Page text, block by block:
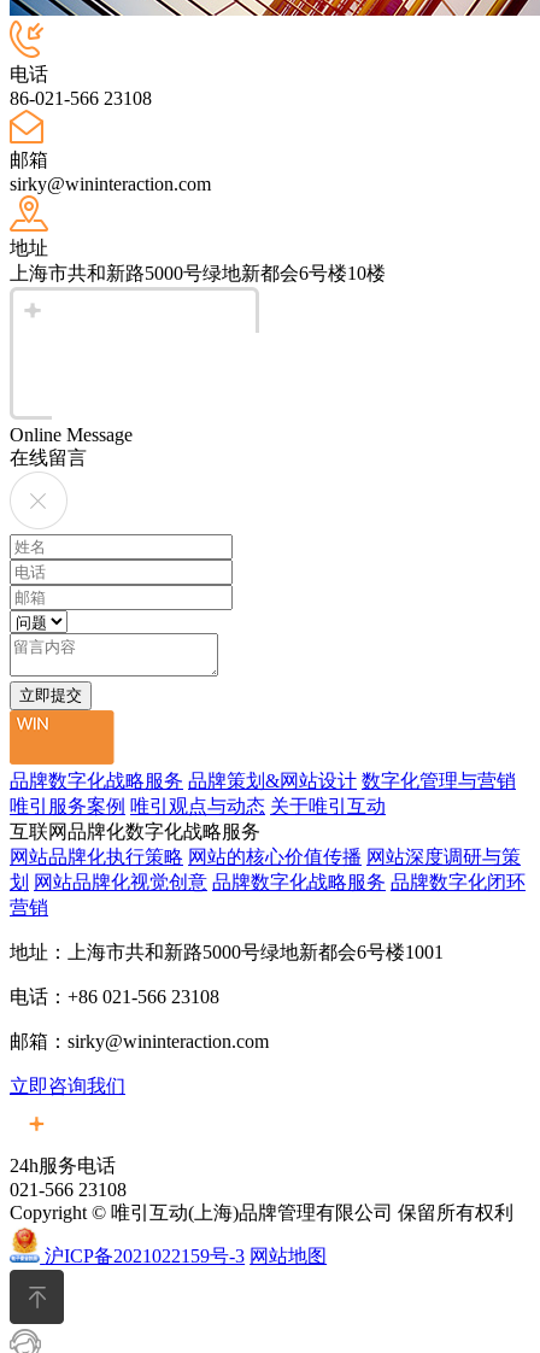
电话
86-021-566 23108
邮箱
sirky@wininteraction.com
地址
上海市共和新路5000号绿地新都会6号楼10楼
Online Message
在线留言
品牌数字化战略服务 品牌策划&网站设计 数字化管理与营销
唯引服务案例 唯引观点与动态 关于唯引互动
互联网品牌化数字化战略服务
网站品牌化执行策略 网站的核心价值传播 网站深度调研与策
划 网站品牌化视觉创意 品牌数字化战略服务 品牌数字化闭环
营销
地址：上海市共和新路5000号绿地新都会6号楼1001
电话：+86 021-566 23108
邮箱：sirky@wininteraction.com
立即咨询我们
24h服务电话
021-566 23108
Copyright © 唯引互动(上海)品牌管理有限公司 保留所有权利
沪ICP备2021022159号-3 网站地图